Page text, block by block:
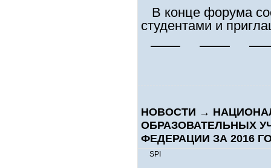
В конце форума
студентами и
НОВОСТИ →
ОБРАЗОВАТЕЛЬНЫХ
ФЕДЕРАЦИИ ЗА 2016
SPI